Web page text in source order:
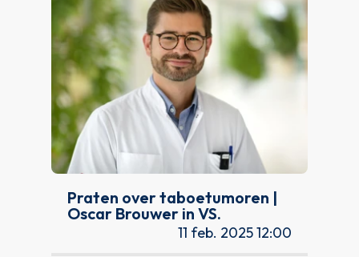
Praten over taboetumoren |
Oscar Brouwer in VS.
11 feb. 2025 12:00